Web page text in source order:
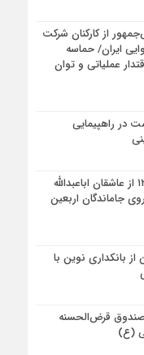
از کارکنان شرکت
ایران/ حماسه
عملیاتی و توان
در راهپیمایی
میزبانی موکب منطقه ۱۲ از عاشقان اباعبدالله
جاماندگان اربعین
بانکداری نوین با
قرض‌الحسنه
(ع)